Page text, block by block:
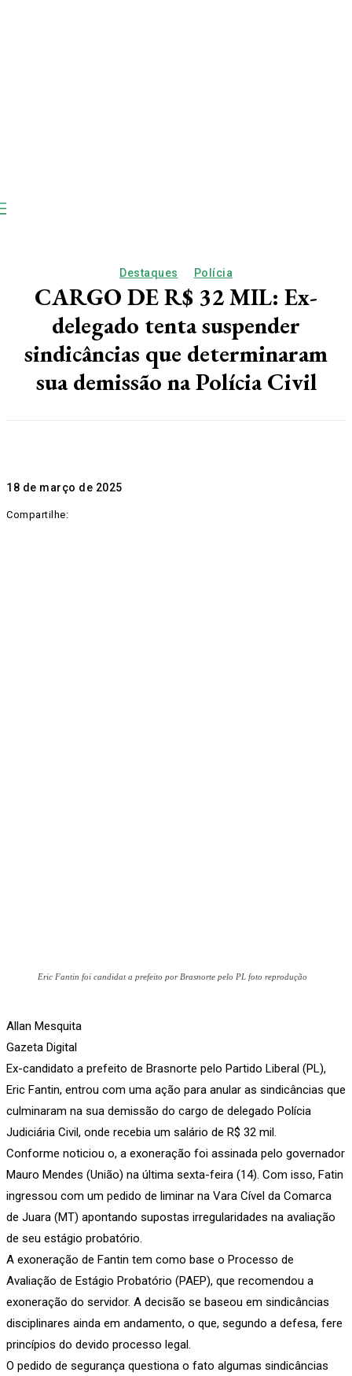
Destaques Polícia
CARGO DE R$ 32 MIL: Ex-
delegado tenta suspender
sindicâncias que determinaram
sua demissão na Polícia Civil
18 de março de 2025
Compartilhe:
Eric Fantin foi candidat a prefeito por Brasnorte pelo PL foto reprodução
Allan Mesquita
Gazeta Digital
Ex-candidato a prefeito de Brasnorte pelo Partido Liberal (PL),
Eric Fantin, entrou com uma ação para anular as sindicâncias que
culminaram na sua demissão do cargo de delegado Polícia
Judiciária Civil, onde recebia um salário de R$ 32 mil.
Conforme noticiou o, a exoneração foi assinada pelo governador
Mauro Mendes (União) na última sexta-feira (14). Com isso, Fatin
ingressou com um pedido de liminar na Vara Cível da Comarca
de Juara (MT) apontando supostas irregularidades na avaliação
de seu estágio probatório.
A exoneração de Fantin tem como base o Processo de
Avaliação de Estágio Probatório (PAEP), que recomendou a
exoneração do servidor. A decisão se baseou em sindicâncias
disciplinares ainda em andamento, o que, segundo a defesa, fere
princípios do devido processo legal.
O pedido de segurança questiona o fato algumas sindicâncias